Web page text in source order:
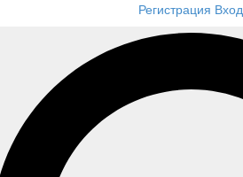
Регистрация Вход